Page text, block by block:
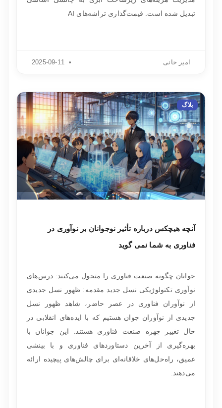
تبدیل شده است. قیمت‌گذاری تراشه‌های AI
امیر خانی
بلاگ
آنچه هیچکس درباره تأثیر نوجوانان بر نوآوری در
فناوری به شما نمی گوید
جوانان چگونه صنعت فناوری را متحول می‌کنند: درس‌های
نوآوری تکنولوژیکی نسل جدید مقدمه: ظهور نسل جدیدی
از نوآوران فناوری در عصر حاضر، شاهد ظهور نسل
جدیدی از نوآوران جوان هستیم که با ایده‌های انقلابی در
حال تغییر چهره صنعت فناوری هستند. این جوانان با
بهره‌گیری از آخرین دستاوردهای فناوری و با بینشی
عمیق، راه‌حل‌های خلاقانه‌ای برای چالش‌های پیچیده ارائه
می‌دهند.